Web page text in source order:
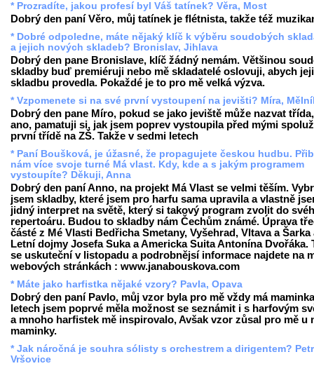
* Prozradíte, jakou profesí byl Váš tatínek? Věra, Most
Dobrý den paní Věro, můj tatínek je flétnista, takže též
* Dobré odpoledne, máte nějaký klíč k výběru soudobých
a jejich nových skladeb? Bronislav, Jihlava
Dobrý den pane Bronislave, klíč žádný nemám. Většinou
skladby buď premiéruji nebo mě skladatelé oslovuji, abych
skladbu provedla. Pokaždé je to pro mě velká výzva.
* Vzpomenete si na své první vystoupení na jevišti? Míra,
Dobrý den pane Míro, pokud se jako jeviště může nazvat
ano, pamatuji si, jak jsem poprev vystoupila před mými
první třídě na ZŠ. Takže v sedmi letech
* Paní Boušková, je úžasné, že propagujete českou hudbu.
nám více svoje turné Má vlast. Kdy, kde a s jakým programem
vystoupíte? Děkuji, Anna
Dobrý den paní Anno, na projekt Má Vlast se velmi těším.
jsem skladby, které jsem pro harfu sama upravila a vlastně
jidný interpret na světě, který si takový program zvolit do
repertoáru. Budou to skladby nám Čechům známé. Úprava
částé z Mé Vlasti Bedřicha Smetany, Vyšehrad, Vltava a Šarka
Letní dojmy Josefa Suka a Americka Suita Antonína Dvořáka.
se uskuteční v listopadu a podrobnějsí informace najdete na
webových stránkách : www.janabouskova.com
* Máte jako harfistka nějaké vzory? Pavla, Opava
Dobrý den paní Pavlo, můj vzor byla pro mě vždy má
letech jsem poprvé měla možnost se seznámit i s harfovým
a mnoho harfistek mě inspirovalo, Avšak vzor zůsal pro mě u
maminky.
* Jak náročná je souhra sólisty s orchestrem a dirigentem?
Vršovice